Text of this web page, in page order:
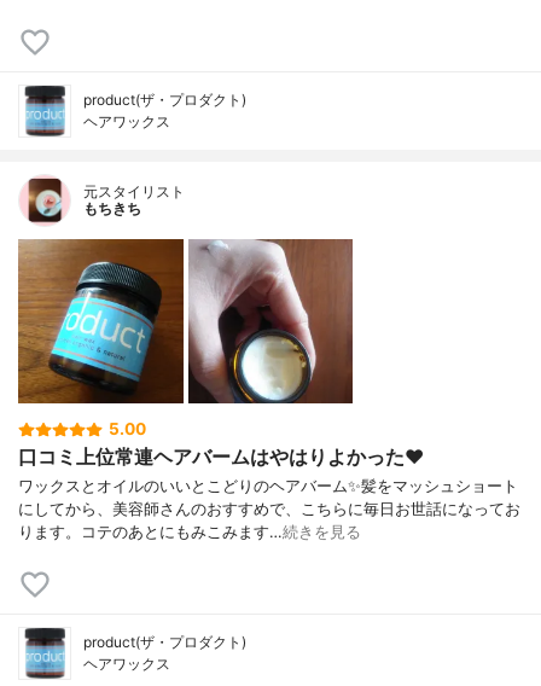
product(ザ・プロダクト)
ヘアワックス
元スタイリスト
もちきち
5.00
口コミ上位常連ヘアバームはやはりよかった❤️
ワックスとオイルのいいとこどりのヘアバーム✨髪をマッシュショート
にしてから、美容師さんのおすすめで、こちらに毎日お世話になってお
ります。コテのあとにもみこみます…続きを見る
product(ザ・プロダクト)
ヘアワックス